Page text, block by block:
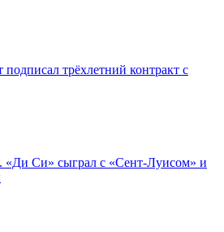
трёхлетний контракт с
«Ди Си» сыграл с «Сент-Луисом» и